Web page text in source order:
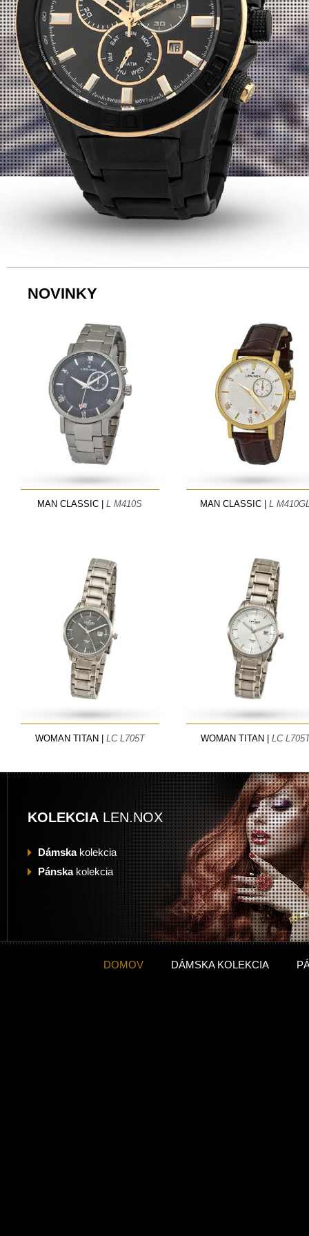
NOVINKY
MAN CLASSIC | L M410S MAN CLASSIC | L
WOMAN TITAN | LC L705T WOMAN TITAN | LC
KOLEKCIA LEN.NOX
Dámskakolekcia
Pánskakolekcia
DOMOV DÁMSKA KOLEKCIA